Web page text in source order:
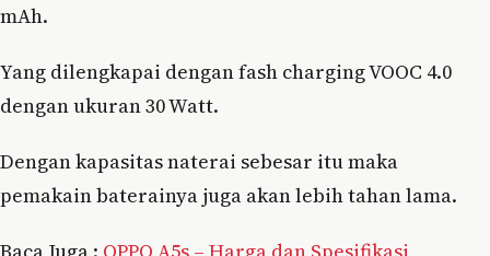
mAh.
Yang dilengkapai dengan fash charging VOOC 4.0
dengan ukuran 30 Watt.
Dengan kapasitas naterai sebesar itu maka
pemakain baterainya juga akan lebih tahan lama.